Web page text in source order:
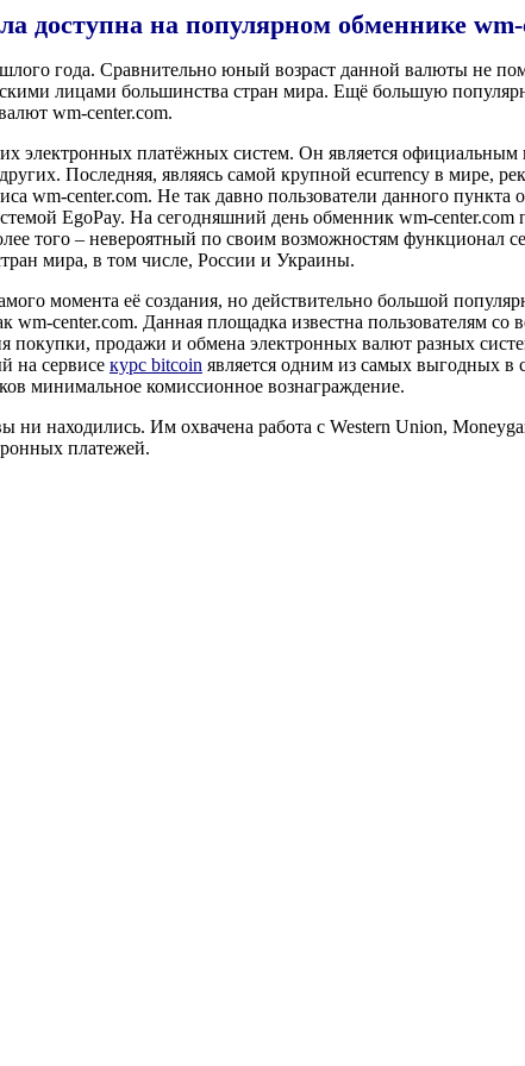
доступна на популярном обменнике
года. Сравнительно юный возраст данной валюты не
лицами большинства стран мира. Ещё большую
wm-center.com.
платёжных систем. Он является официальным
Последняя, являясь самой крупной ecurrency в мире,
wm-center.com. Не так давно пользователи данного
EgoPay. На сегодняшний день обменник wm-center.com
того – невероятный по своим возможностям функционал
мира, в том числе, России и Украины.
момента её создания, но действительно большой
wm-center.com. Данная площадка известна пользователям
покупки, продажи и обмена электронных валют разных
на сервисе курс bitcoin является одним из самых выгодных в
минимальное комиссионное вознаграждение.
ни находились. Им охвачена работа с Western Union,
платежей.